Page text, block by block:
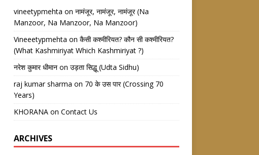
vineetypmehta on नामंजूर, नामंजूर, नामंजूर (Na
Manzoor, Na Manzoor, Na Manzoor)
Vineeetypmehta on कैसी कश्मीरियत? कौन सी कश्मीरियत?
(What Kashmiriyat Which Kashmiriyat ?)
नरेश कुमार धीमानon उड़ता सिद्धू (Udta Sidhu)
raj kumar sharma on 70 के उस पार (Crossing 70
Years)
KHORANAon Contact Us
ARCHIVES